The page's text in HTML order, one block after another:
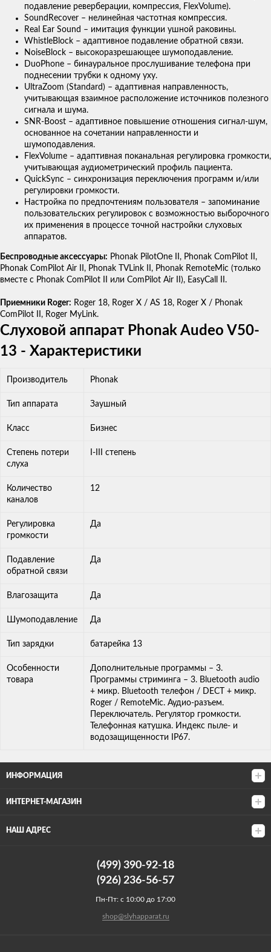
подавление реверберации, компрессия, FlexVolume).
SoundRecover – нелинейная частотная компрессия.
Real Ear Sound – имитация функции ушной раковины.
WhistleBlock – адаптивное подавление обратной связи.
NoiseBlock – высокоразрешающее шумоподавление.
DuoPhone – бинауральное прослушивание телефона при
поднесении трубки к одному уху.
UltraZoom (Standard) – адаптивная направленность,
учитывающая взаимное расположение источников полезного
сигнала и шума.
SNR-Boost – адаптивное повышение отношения сигнал-шум,
основанное на сочетании направленности и
шумоподавления.
FlexVolume – адаптивная поканальная регулировка громкости,
учитывающая аудиометрический профиль пациента.
QuickSync – синхронизация переключения программ и/или
регулировки громкости.
Настройка по предпочтениям пользователя – запоминание
пользовательских регулировок с возможностью выборочного
их применения в процессе точной настройки слуховых
аппаратов.
Беспроводные аксессуары: Phonak PilotOne II, Phonak ComPilot II,
Phonak ComPilot Air II, Phonak TVLink II, Phonak RemoteMic (только
вместе с Phonak ComPilot II или ComPilot Air II), EasyCall II.
Приемники Roger: Roger 18, Roger X / AS 18, Roger X / Phonak
ComPilot II, Roger MyLink.
Слуховой аппарат Phonak Audeo V50-
13 - Характеристики
Производитель Phonak
Тип аппарата Заушный
Класс Бизнес
Степень потери
слуха
I-III степень
Количество
каналов
12
Регулировка
громкости
Да
Подавление
обратной связи
Да
Влагозащита Да
Шумоподавление Да
Тип зарядки батарейка 13
Особенности
товара
Дополнительные программы – 3.
Программы стриминга – 3. Bluetooth audio
+ микр. Bluetooth телефон / DECT + микр.
Roger / RemoteMic. Аудио-разъем.
Переключатель. Регулятор громкости.
Телефонная катушка. Индекс пыле- и
водозащищенности IP67.
ИНФОРМАЦИЯ
ИНТЕРНЕТ-МАГАЗИН
НАШ АДРЕС
(499) 390-92-18
(926) 236-56-57
Пн-Пт: с 10:00 до 17:00
shop@slyhapparat.ru